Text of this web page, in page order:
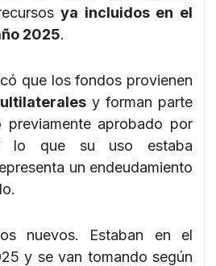
ya incluidos en el
2025.
que los fondos provienen
y forman parte
previamente aprobado por
lo que su uso estaba
un endeudamiento
nuevos. Estaban en el
y se van tomando según